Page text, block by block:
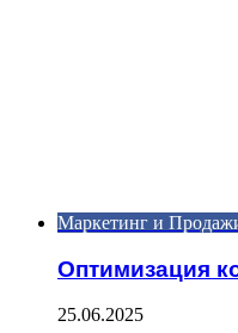
Маркетинг и
Оптимизация
25.06.2025